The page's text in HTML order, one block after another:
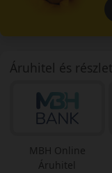
Áruhitel és
MBH Online
Áruhitel